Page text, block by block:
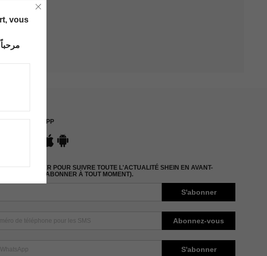
APP
NEWSLETTER POUR SUIVRE TOUTE L'ACTUALITÉ SHEIN EN AVANT-
VOUS DÉSABONNER À TOUT MOMENT).
S'abonner
Abonnez-vous
S'abonner
vous